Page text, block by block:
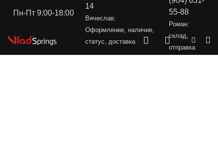
Пн-Пт 9:00-18:00
14
Вячеслав:
Оформление, наличие,
статус, доставка
55-88
Роман:
склад,
отправка